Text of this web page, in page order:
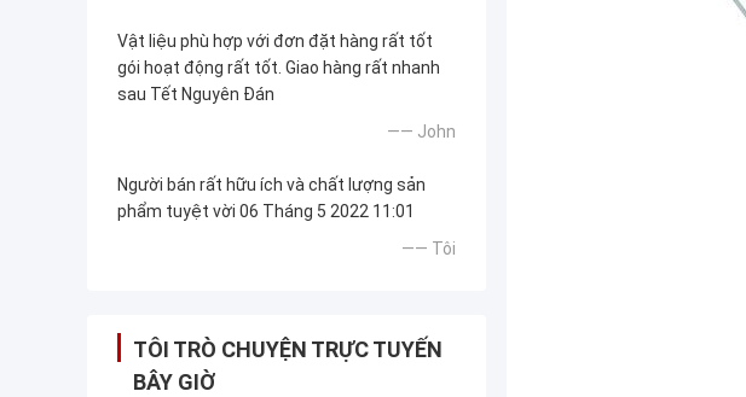
Vật liệu phù hợp với đơn đặt hàng rất tốt
gói hoạt động rất tốt. Giao hàng rất nhanh
sau Tết Nguyên Đán
—— John
Người bán rất hữu ích và chất lượng sản
phẩm tuyệt vời 06 Tháng 5 2022 11:01
—— Tôi
TÔI TRÒ CHUYỆN TRỰC TUYẾN
BÂY GIỜ